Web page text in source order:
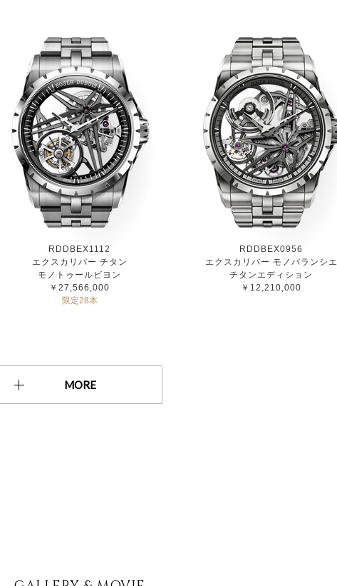
RDDBEX1112
エクスカリバー チタン
モノトゥールビヨン
￥27,566,000
限定28本
RDDBEX0956
エクスカリバー モノバランシエ
チタンエディション
￥12,210,000
MORE